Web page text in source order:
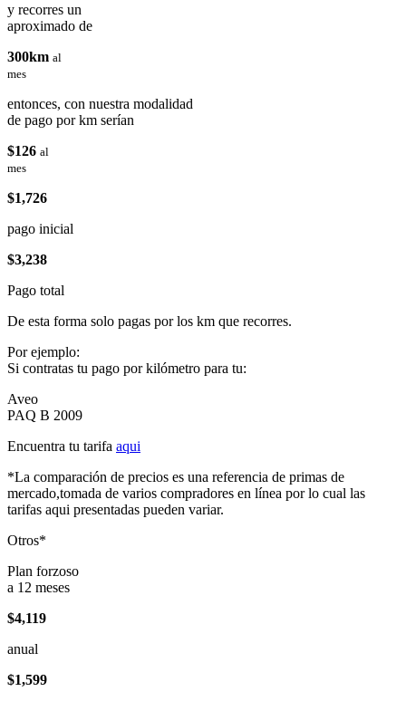
y recorres un
aproximado de
300km al
mes
entonces, con nuestra modalidad
de pago por km serían
$126 al
mes
$1,726
pago inicial
$3,238
Pago total
De esta forma solo pagas por los km que recorres.
Por ejemplo:
Si contratas tu pago por kilómetro para tu:
Aveo
PAQ B 2009
Encuentra tu tarifa aqui
*La comparación de precios es una referencia de primas de
mercado,tomada de varios compradores en línea por lo cual las
tarifas aqui presentadas pueden variar.
Otros*
Plan forzoso
a 12 meses
$4,119
anual
$1,599